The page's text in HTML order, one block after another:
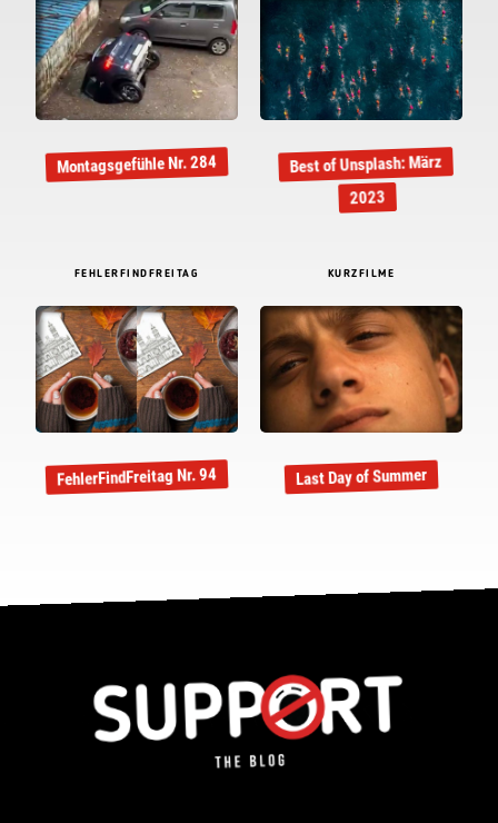
Montagsgefühle Nr. 284 Best of Unsplash: März
2023
FEHLERFINDFREITAG
FehlerFindFreitag Nr. 94
KURZFILME
Last Day of Summer